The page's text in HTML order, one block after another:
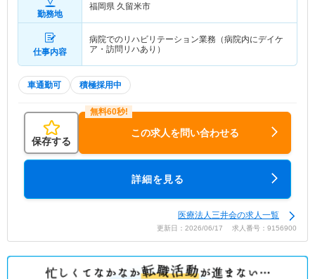
勤務地
福岡県 久留米市
仕事内容
病院でのリハビリテーション業務（病院内にデイケ
ア・訪問リハあり）
車通勤可 積極採用中
保存する
この求人を問い合わせる
詳細を見る
医療法人三井会の求人一覧
更新日：2026/06/17 求人番号：9156900